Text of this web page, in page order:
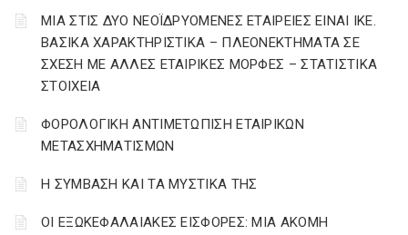
ΜΙΑ ΣΤΙΣ ΔΥΟ ΝΕΟΪΔΡΥΟΜΕΝΕΣ ΕΤΑΙΡΕΙΕΣ ΕΙΝΑΙ ΙΚΕ.
ΒΑΣΙΚΑ ΧΑΡΑΚΤΗΡΙΣΤΙΚΑ – ΠΛΕΟΝΕΚΤΗΜΑΤΑ ΣΕ
ΣΧΕΣΗ ΜΕ ΑΛΛΕΣ ΕΤΑΙΡΙΚΕΣ ΜΟΡΦΕΣ – ΣΤΑΤΙΣΤΙΚΑ
ΣΤΟΙΧΕΙΑ
ΦΟΡΟΛΟΓΙΚΗ ΑΝΤΙΜΕΤΩΠΙΣΗ ΕΤΑΙΡΙΚΩΝ
ΜΕΤΑΣΧΗΜΑΤΙΣΜΩΝ
Η ΣΥΜΒΑΣΗ ΚΑΙ ΤΑ ΜΥΣΤΙΚΑ ΤΗΣ
ΟΙ ΕΞΩΚΕΦΑΛΑΙΑΚΕΣ ΕΙΣΦΟΡΕΣ: ΜΙΑ ΑΚΟΜΗ